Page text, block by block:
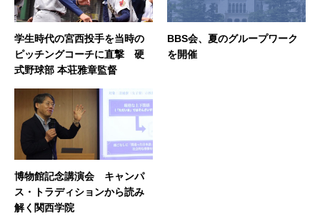
学生時代の宮西投手を当時の
ピッチングコーチに直撃 硬
式野球部 本荘雅章監督
BBS会、夏のグループワーク
を開催
博物館記念講演会 キャンパ
ス・トラディションから読み
解く関西学院